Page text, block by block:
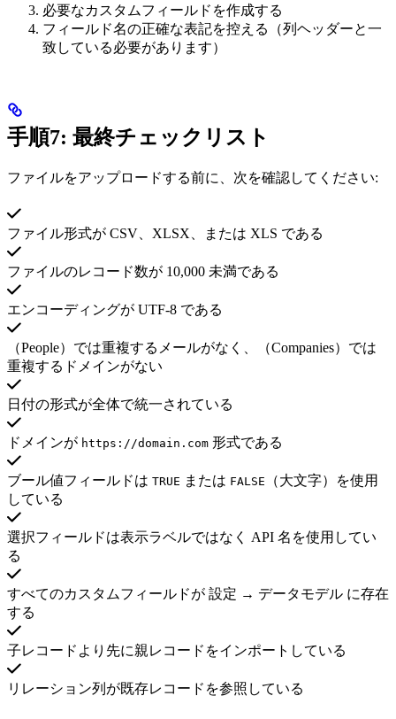
必要なカスタムフィールドを作成する
フィールド名の正確な表記を控える（列ヘッダーと一
致している必要があります）
手順7: 最終チェックリスト
ファイルをアップロードする前に、次を確認してください:
ファイル形式が CSV、XLSX、または XLS である
ファイルのレコード数が 10,000 未満である
エンコーディングが UTF-8 である
（People）では重複するメールがなく、（Companies）では
重複するドメインがない
日付の形式が全体で統一されている
ドメインが https://domain.com 形式である
ブール値フィールドは TRUE または FALSE
（大文字）を使用
している
選択フィールドは表示ラベルではなく API 名を使用してい
る
すべてのカスタムフィールドが 設定 → データモデル に存在
する
子レコードより先に親レコードをインポートしている
リレーション列が既存レコードを参照している